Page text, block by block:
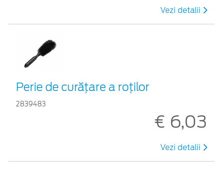
Vezi detalii
Perie de curățare a roților
2839483
€ 6,03
Vezi detalii